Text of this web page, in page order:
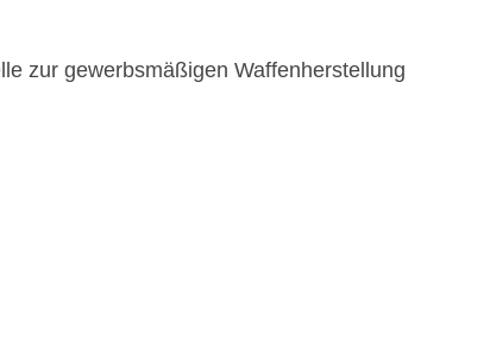
zur gewerbsmäßigen Waffenherstellung